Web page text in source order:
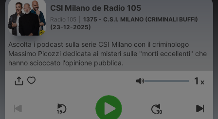
CSI Milano de Radio 105
Radio 105
1375 - C.S.I. MILANO (CRIMINALI BUFFI)
(23-12-2025)
Ascolta i podcast sulla serie CSI Milano con il criminologo
Massimo Picozzi dedicata ai misteri sulle "morti eccellenti" che
hanno scioccato l'opinione pubblica.
Volume 1 x